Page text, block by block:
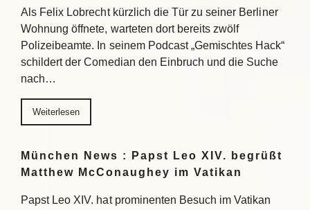
Als Felix Lobrecht kürzlich die Tür zu seiner Berliner
Wohnung öffnete, warteten dort bereits zwölf
Polizeibeamte. In seinem Podcast „Gemischtes Hack“
schildert der Comedian den Einbruch und die Suche
nach…
Weiterlesen
München News : Papst Leo XIV. begrüßt
Matthew McConaughey im Vatikan
Papst Leo XIV. hat prominenten Besuch im Vatikan